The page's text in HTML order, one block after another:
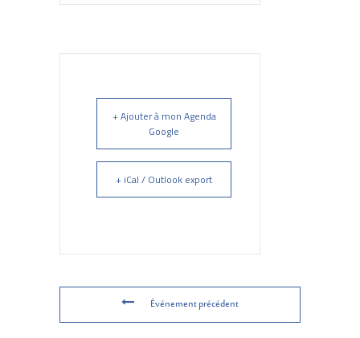
+ Ajouter à mon Agenda
Google
+ iCal / Outlook export
Événement précédent